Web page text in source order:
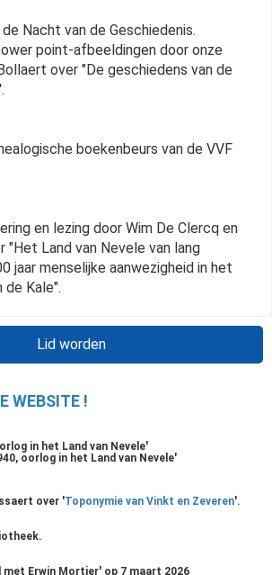
Nacht van de Geschiedenis.
point-afbeeldingen door onze
over "De geschiedens van de
boekenbeurs van de VVF
en lezing door Wim De Clercq en
"Het Land van Nevele van lang
jaar menselijke aanwezigheid in het
Kale".
Lid worden
WEBSITE !
in het Land van Nevele'
oorlog in het Land van Nevele'
over 'Toponymie van Vinkt en Zeveren'.
met Erwin Mortier' op 7 maart 2026